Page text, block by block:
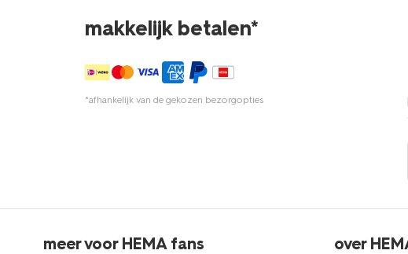
makkelijk betalen*
*afhankelijk van de gekozen bezorgopties
meer voor HEMA fans over